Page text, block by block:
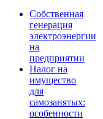
Собственная
генерация
электроэнергии
на
предприятии
Налог на
имущество
для
самозанятых:
особенности